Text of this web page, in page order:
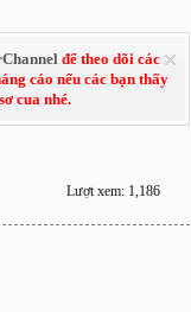
để theo dõi các
cáo nếu các bạn thấy
cua nhé.
Lượt xem: 1,186